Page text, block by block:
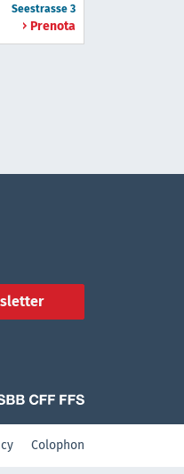
Seestrasse 3
Prenota
Colophon